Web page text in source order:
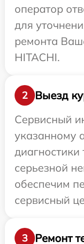
оператор
для
ремонта
HITACHI.
2
Выезд
Сервисный
указанному
серьезной
обеспечим
сервисный
3 Ремонт